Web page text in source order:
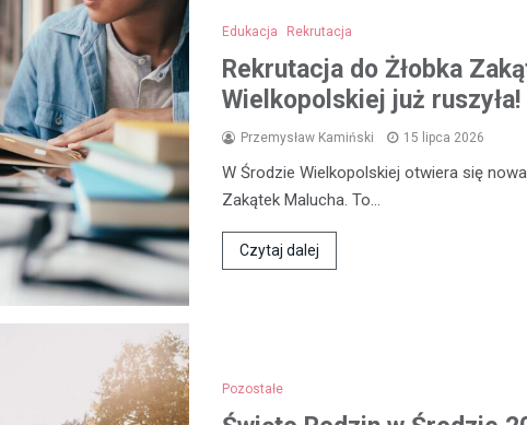
Edukacja Rekrutacja
Rekrutacja do Żłobka
Wielkopolskiej już ruszyła!
Przemysław Kamiński 15 lipca 2026
W Środzie Wielkopolskiej otwiera się
Zakątek Malucha. To…
Czytaj dalej
Pozostałe